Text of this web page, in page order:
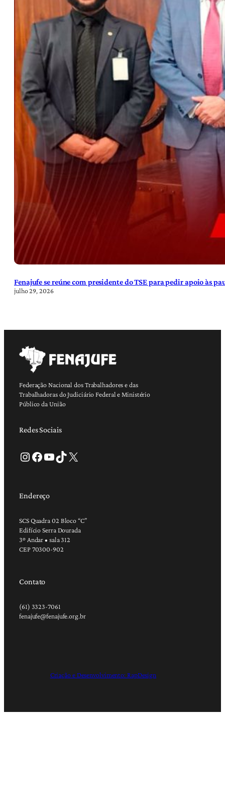
Fenajufe se reúne com presidente do TSE para pedir apoio às
julho 29, 2026
Federação Nacional dos Trabalhadores e das
Trabalhadoras do Judiciário Federal e Ministério
Público da União
Redes Sociais
Instagram Facebook Youtube TikTok X
Endereço
SCS Quadra 02 Bloco “C”
Edifício Serra Dourada
3º Andar • sala 312
CEP 70300-902
Contato
(61) 3323-7061
fenajufe@fenajufe.org.br
Criação e Desenvolvimento: RapDesign